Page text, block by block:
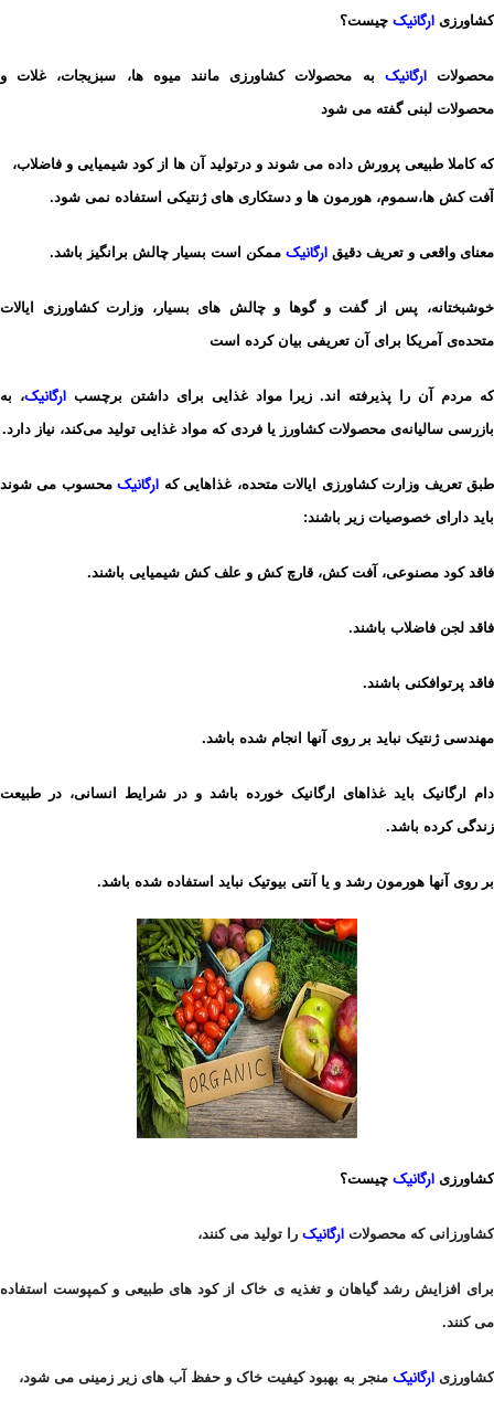
کشاورزی ارگانیک چیست؟
محصولاتارگانیک به محصولات کشاورزی مانند میوه ها، سبزیجات، غلات و
محصولات لبنی گفته می شود
که کاملا طبیعی پرورش داده می شوند و درتولید آن ها از کود شیمیایی و فاضلاب،
آفت کش ها،سموم، هورمون ها و دستکاری های ژنتیکی استفاده نمی شود.
معنای واقعی و تعریف دقیق ارگانیک ممکن است بسیار چالش برانگیز باشد.
خوشبختانه، پس از گفت و گوها و چالش های بسیار، وزارت کشاورزی ایالات
متحده‌ی آمریکا برای آن تعریفی بیان کرده است
که مردم آن را پذیرفته اند. زیرا مواد غذایی برای داشتن برچسبارگانیک، به
بازرسی سالیانه‌ی محصولات کشاورز یا فردی که مواد غذایی تولید می‌کند، نیاز دارد.
طبق تعریف وزارت کشاورزی ایالات متحده، غذاهایی که ارگانیکمحسوب می شوند
باید دارای خصوصیات زیر باشند:
فاقد کود مصنوعی، آفت کش، قارچ کش و علف کش شیمیایی باشند.
فاقد لجن فاضلاب باشند.
فاقد پرتوافکنی باشند.
مهندسی ژنتیک نباید بر روی آنها انجام شده باشد.
دام ارگانیک باید غذاهای ارگانیک خورده باشد و در شرایط انسانی، در طبیعت
زندگی کرده باشد.
بر روی آنها هورمون رشد و یا آنتی بیوتیک نباید استفاده شده باشد.
کشاورزی ارگانیک چیست؟
کشاورزانی که محصولات ارگانیک را تولید می کنند،
برای افزایش رشد گیاهان و تغذیه ی خاک از کود های طبیعی و کمپوست استفاده
می کنند.
کشاورزی ارگانیک منجر به بهبود کیفیت خاک و حفظ آب های زیر زمینی می شود،